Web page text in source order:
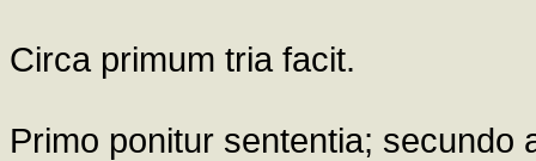
Circa primum tria facit.
Primo ponitur sententia; secundo